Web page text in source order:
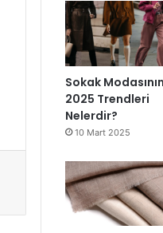
Sokak Modasının
2025 Trendleri
Nelerdir?
10 Mart 2025